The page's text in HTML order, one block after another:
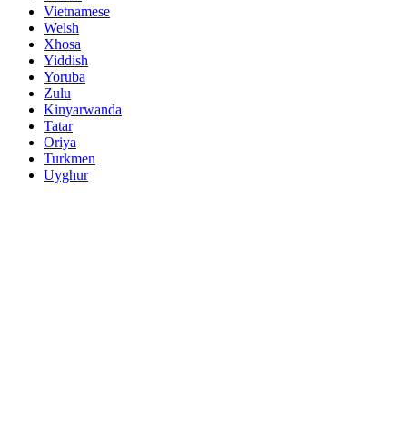
Vietnamese
Welsh
Xhosa
Yiddish
Yoruba
Zulu
Kinyarwanda
Tatar
Oriya
Turkmen
Uyghur